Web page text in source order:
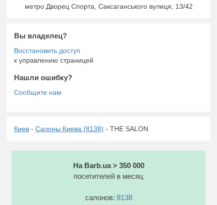
метро Дворец Спорта, Саксаганського вулиця, 13/42
Вы владелец?
к управлению страницей
Нашли ошибку?
Киев - Салоны Киева (8138) - THE SALON
На Barb.ua > 350 000
посетителей в месяц
салонов: 8138